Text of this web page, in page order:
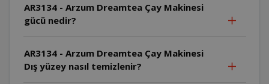
AR3134 - Arzum Dreamtea Çay Makinesi
gücü nedir?
AR3134 - Arzum Dreamtea Çay Makinesi
Dış yüzey nasıl temizlenir?